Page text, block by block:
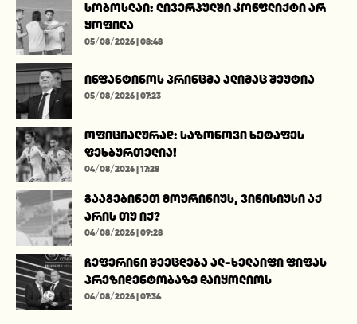
სობოსლაი: ლივერპულში კონფლიქტი არ
ყოფილა
05/08/2026 | 08:48
ინფანტინოს პრინცმა ალიმაც შეუტია
05/08/2026 | 07:23
ოფიციალურად: საზონოვი ხეტაფეს
ფეხბურთელია!
04/08/2026 | 17:28
გააგებინეთ მოურინიუს, ვინისიუსი აქ
არის თუ იქ?
04/08/2026 | 09:28
ჩეფერინი შეეცდება ალ-ხელაიფი ფიფას
პრეზიდენტობაზე დაიყოლიოს
04/08/2026 | 07:34